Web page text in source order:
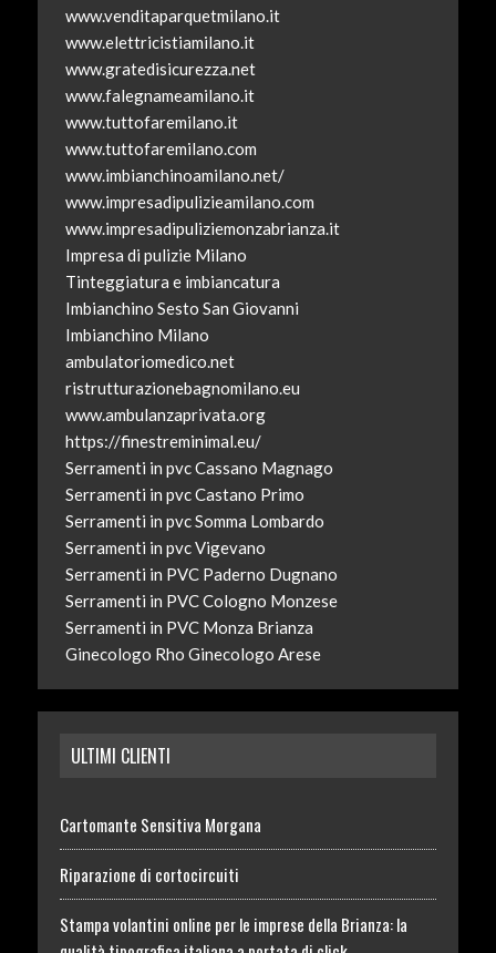
www.venditaparquetmilano.it
www.elettricistiamilano.it
www.gratedisicurezza.net
www.falegnameamilano.it
www.tuttofaremilano.it
www.tuttofaremilano.com
www.imbianchinoamilano.net/
www.impresadipulizieamilano.com
www.impresadipuliziemonzabrianza.it
Impresa di pulizie Milano
Tinteggiatura e imbiancatura
Imbianchino Sesto San Giovanni
Imbianchino Milano
ambulatoriomedico.net
ristrutturazionebagnomilano.eu
www.ambulanzaprivata.org
https://finestreminimal.eu/
Serramenti in pvc Cassano Magnago
Serramenti in pvc Castano Primo
Serramenti in pvc Somma Lombardo
Serramenti in pvc Vigevano
Serramenti in PVC Paderno Dugnano
Serramenti in PVC Cologno Monzese
Serramenti in PVC Monza Brianza
Ginecologo Rho Ginecologo Arese
ULTIMI CLIENTI
Cartomante Sensitiva Morgana
Riparazione di cortocircuiti
Stampa volantini online per le imprese della Brianza: la